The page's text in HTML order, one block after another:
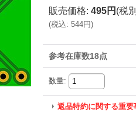
販売価格: 495円 (税
(税込: 544円)
参考在庫数18点
数量:
返品特約に関する重要